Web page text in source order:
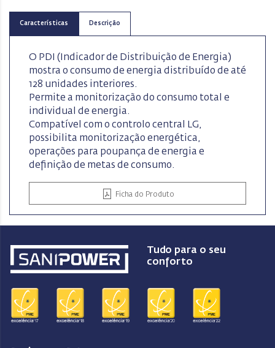
Características Descrição
O PDI (Indicador de Distribuição de Energia)
mostra o consumo de energia distribuído de até
128 unidades interiores.
Permite a monitorização do consumo total e
individual de energia.
Compatível com o controlo central LG,
possibilita monitorização energética,
operações para poupança de energia e
definição de metas de consumo.
Ficha do Produto
Tudo para o seu
conforto